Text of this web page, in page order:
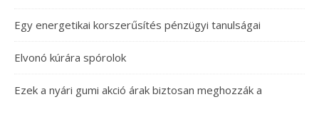
Egy energetikai korszerűsítés pénzügyi tanulságai
Elvonó kúrára spórolok
Ezek a nyári gumi akció árak biztosan meghozzák a